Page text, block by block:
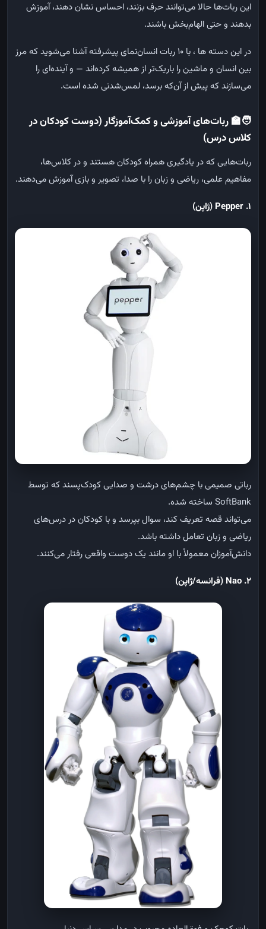
اینربات‌ها حالامی‌توانندحرفبزنند، احساسنشاندهند، آموزش
بدهند وحتیالهام‌بخشباشند.
درایندسته ها ، با ۱۰ رباتانسان‌نمایپیشرفتهآشنا می‌شویدکهمرز
بینانسان وماشینرا باریک‌ترازهمیشهکرده‌اند — وآینده‌ایرا
می‌سازندکهپیشازآن‌کهبرسد، لمس‌شدنی شدهاست.
🧑‍🏫ربات‌های آموزشی و کمک‌آموزگار (دوست کودکان در
کلاس درس)
ربات‌هایی که در یادگیری همراه کودکان هستند و در کلاس‌ها،
مفاهیم علمی، ریاضی و زبان را با صدا، تصویر و بازی آموزش می‌دهند.
1. Pepper ( ژاپن)
رباتی صمیمی با چشم‌های درشت و صدایی کودک‌پسند که توسط
SoftBank ساخته شده.
می‌تواند قصه تعریف کند، سوال بپرسد و با کودکان در درس‌های
ریاضی و زبان تعامل داشته باشد.
دانش‌آموزان معمولاً با او مانند یک دوست واقعی رفتار می‌کنند.
2. Nao ( فرانسه/ژاپن)